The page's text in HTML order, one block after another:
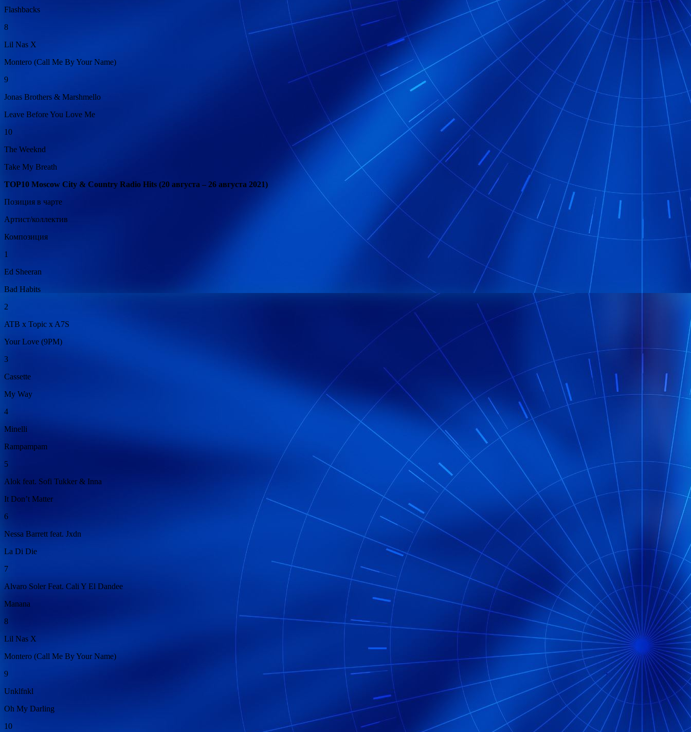
Flashbacks
8
Lil Nas X
Montero (Call Me By Your Name)
9
Jonas Brothers & Marshmello
Leave Before You Love Me
10
The Weeknd
Take My Breath
TOP10 Moscow City & Country Radio Hits (20 августа – 26 августа 2021)
Позиция в чарте
Артист/коллектив
Композиция
1
Ed Sheeran
Bad Habits
2
ATB x Topic x A7S
Your Love (9PM)
3
Cassette
My Way
4
Minelli
Rampampam
5
Alok feat. Sofi Tukker & Inna
It Don’t Matter
6
Nessa Barrett feat. Jxdn
La Di Die
7
Alvaro Soler Feat. Cali Y El Dandee
Manana
8
Lil Nas X
Montero (Call Me By Your Name)
9
Unklfnkl
Oh My Darling
10